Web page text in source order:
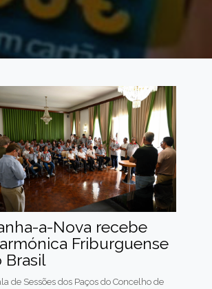
a-Nova recebe
Friburguense
Brasil
de Sessões dos Paços do Concelho de